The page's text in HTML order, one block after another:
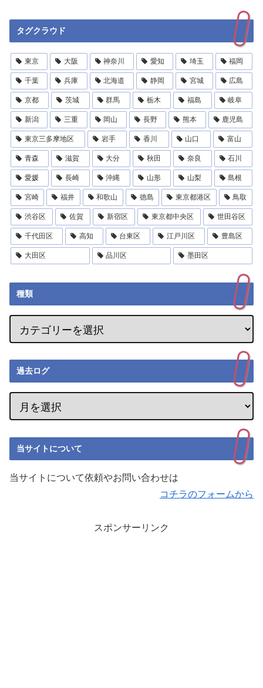
タグクラウド
東京 大阪 神奈川 愛知 埼玉 福岡
千葉 兵庫 北海道 静岡 宮城 広島
京都 茨城 群馬 栃木 福島 岐阜
新潟 三重 岡山 長野 熊本 鹿児島
東京三多摩地区 岩手 香川 山口 富山
青森 滋賀 大分 秋田 奈良 石川
愛媛 長崎 沖縄 山形 山梨 島根
宮崎 福井 和歌山 徳島 東京都港区 鳥取
渋谷区 佐賀 新宿区 東京都中央区 世田谷区
千代田区 高知 台東区 江戸川区 豊島区
大田区 品川区 墨田区
種類
過去ログ
当サイトについて
当サイトについて依頼やお問い合わせは
コチラのフォームから
スポンサーリンク